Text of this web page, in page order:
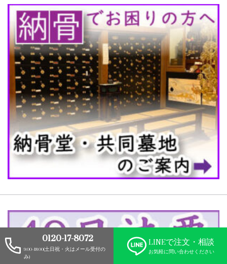
0120-17-8072
9:00~18:00(土日祝・火はメール受付の
み)
LINEで注文・相談
お気軽に問い合わせください